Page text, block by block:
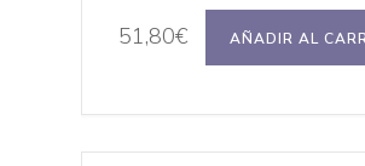
51,80€ AÑADIR AL